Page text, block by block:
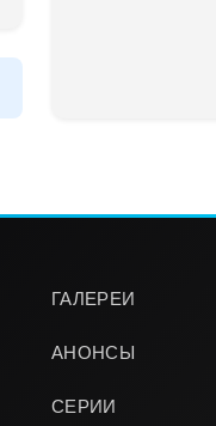
ГАЛЕРЕИ
АНОНСЫ
СЕРИИ